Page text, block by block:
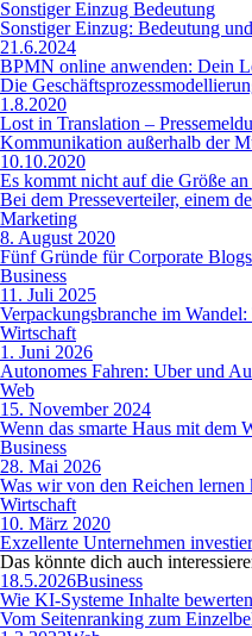
Sonstiger Einzug Bedeutung
Sonstiger Einzug: Bedeutung
21.6.2024
BPMN online anwenden: Dein
Die
1.8.2020
Lost in Translation –
Kommunikation außerhalb der
10.10.2020
Es kommt nicht auf die Größe
Bei dem Presseverteiler, einem
Marketing
8. August 2020
Fünf Gründe für Corporate Blogs
Business
11. Juli 2025
Verpackungsbranche im
Wirtschaft
1. Juni 2026
Autonomes Fahren: Uber und
Web
15. November 2024
Wenn das smarte Haus mit dem
Business
28. Mai 2026
Was wir von den Reichen lernen
Wirtschaft
10. März 2020
Exzellente Unternehmen
Das könnte dich auch
18.5.2026Business
Wie KI-Systeme Inhalte
Vom Seitenranking zum